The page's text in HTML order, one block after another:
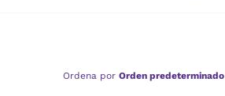
Ordena por Orden predeterminado